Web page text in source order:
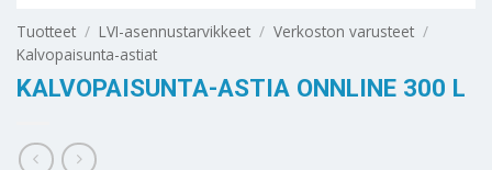
Tuotteet / LVI-asennustarvikkeet / Verkoston varusteet /
Kalvopaisunta-astiat
KALVOPAISUNTA-ASTIA ONNLINE 300 L